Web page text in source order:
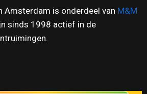
Amsterdam is onderdeel van M&M
sinds 1998 actief in de